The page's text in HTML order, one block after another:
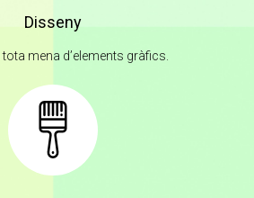
Disseny
mena d’elements gràfics.